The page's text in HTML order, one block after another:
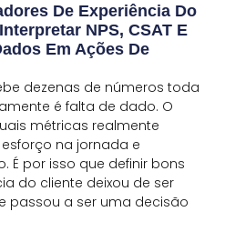
De Experiência Do
NPS, CSAT E
Em Ações De
dezenas de números toda
é falta de dado. O
métricas realmente
na jornada e
É por isso que definir bons
do cliente deixou de ser
passou a ser uma decisão